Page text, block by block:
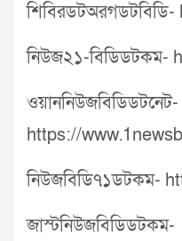
নিউজ২১-বিডিডটকম-
ওয়াননিউজবিডিডটনেট-
https://
নিউজবিডি৭১ডটকম-
জাস্টনিউজবিডিডটকম-